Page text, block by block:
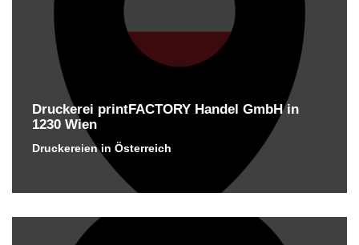
Druckerei printFACTORY Handel GmbH in
1230 Wien
Druckereien in Österreich